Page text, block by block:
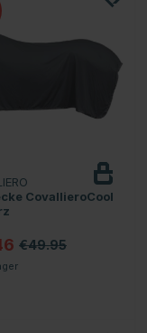
CovallieroCool
€49.95